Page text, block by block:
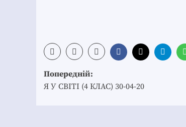
Post
navigation
Попередній:
Я У СВІТІ (4 КЛАС) 30-04-20